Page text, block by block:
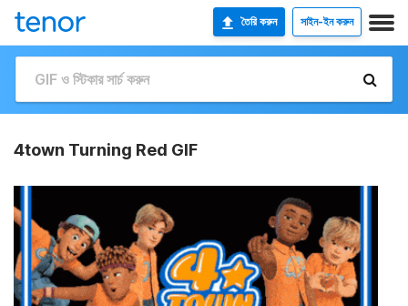
তৈরি করুন সাইন-ইন করুন
4town Turning Red GIF